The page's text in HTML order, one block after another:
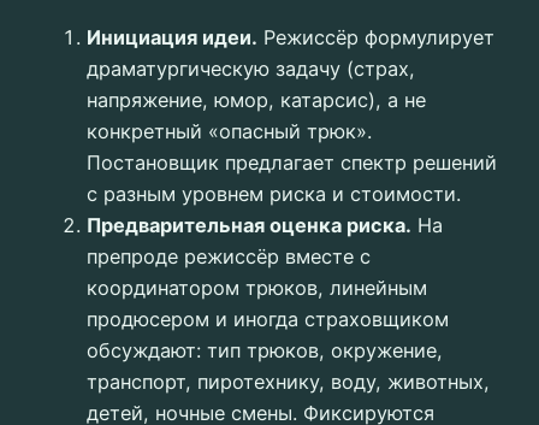
Инициация идеи. Режиссёр формулирует
драматургическую задачу (страх,
напряжение, юмор, катарсис), а не
конкретный «опасный трюк».
Постановщик предлагает спектр решений
с разным уровнем риска и стоимости.
Предварительная оценка риска. На
препроде режиссёр вместе с
координатором трюков, линейным
продюсером и иногда страховщиком
обсуждают: тип трюков, окружение,
транспорт, пиротехнику, воду, животных,
детей, ночные смены. Фиксируются